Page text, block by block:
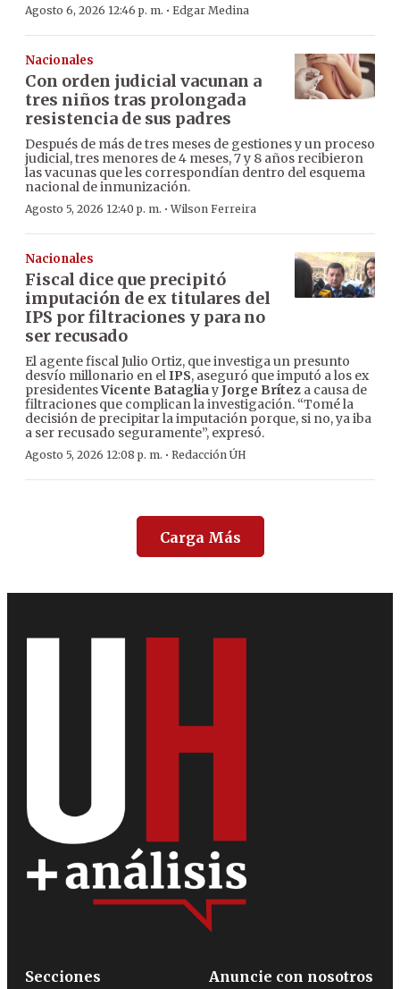
Agosto 6, 2026 12:46 p. m. · Edgar Medina
Nacionales
Con orden judicial vacunan a
tres niños tras prolongada
resistencia de sus padres
Después de más de tres meses de gestiones y un proceso
judicial, tres menores de 4 meses, 7 y 8 años recibieron
las vacunas que les correspondían dentro del esquema
nacional de inmunización.
Agosto 5, 2026 12:40 p. m. ·Wilson Ferreira
Nacionales
Fiscal dice que precipitó
imputación de ex titulares del
IPS por filtraciones y para no
ser recusado
El agente fiscal Julio Ortiz, que investiga un presunto
desvío millonario en elIPS, aseguró que imputó a los ex
presidentesVicente BatagliayJorge Brítez a causa de
filtraciones que complican la investigación. “Tomé la
decisión de precipitar la imputación porque, si no, ya iba
a ser recusado seguramente”, expresó.
Agosto 5, 2026 12:08 p. m. · Redacción ÚH
Carga Más
Secciones
Anuncie con nosotros